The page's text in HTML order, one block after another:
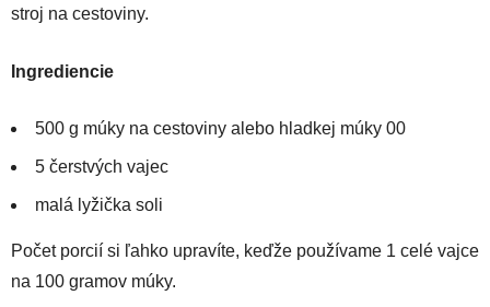
stroj na cestoviny.
Ingrediencie
500 g múky na cestoviny alebo hladkej múky 00
5 čerstvých vajec
malá lyžička soli
Počet porcií si ľahko upravíte, keďže používame 1 celé vajce
na 100 gramov múky.